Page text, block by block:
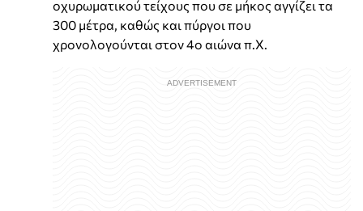
οχυρωματικού τείχους που σε μήκος αγγίζει τα
300 μέτρα, καθώς και πύργοι που
χρονολογούνται στον 4ο αιώνα π.Χ.